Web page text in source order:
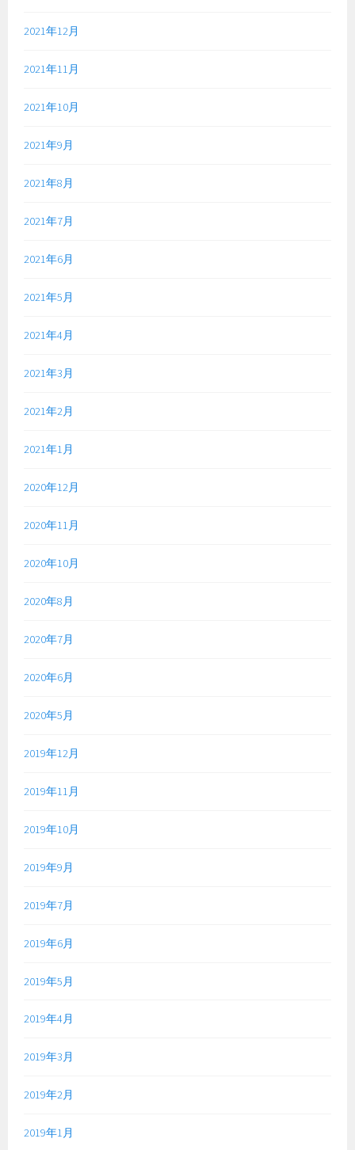
2021年12月
2021年11月
2021年10月
2021年9月
2021年8月
2021年7月
2021年6月
2021年5月
2021年4月
2021年3月
2021年2月
2021年1月
2020年12月
2020年11月
2020年10月
2020年8月
2020年7月
2020年6月
2020年5月
2019年12月
2019年11月
2019年10月
2019年9月
2019年7月
2019年6月
2019年5月
2019年4月
2019年3月
2019年2月
2019年1月